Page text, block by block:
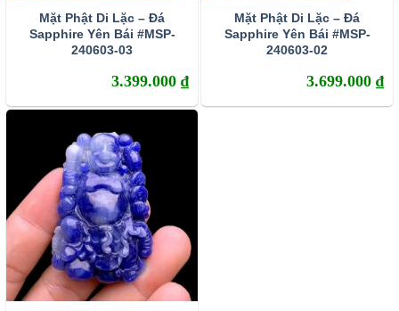
Mặt Phật Di Lặc – Đá
Sapphire Yên Bái #MSP-
240603-03
3.399.000 ₫
Mặt Phật Di Lặc – Đá
Sapphire Yên Bái #MSP-
240603-02
3.699.000 ₫